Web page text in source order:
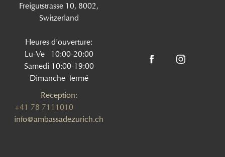
Freigutstrasse 10, 8002,
Switzerland
Heures d'ouverture:
Lu-Ve 10:00-20:00
Samedi 10:00-19:00
Dimanche fermé
Reception:
+41 78 7111010
info@ambassadezurich.ch